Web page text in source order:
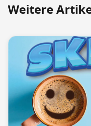
Weitere